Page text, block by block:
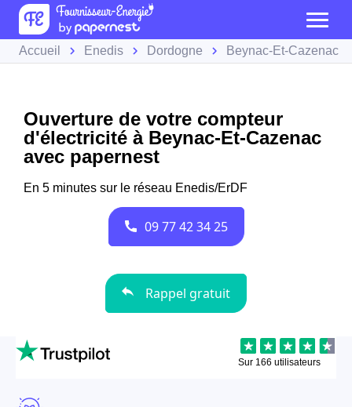
Accueil Enedis Dordogne Beynac-Et-Cazenac